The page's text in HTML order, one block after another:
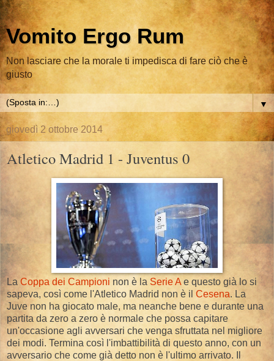
Vomito Ergo Rum
Non lasciare che la morale ti impedisca di fare ciò che è
giusto
▼
giovedì 2 ottobre 2014
Atletico Madrid 1 - Juventus 0
La Coppa dei Campioni non è la Serie A e questo già lo si
sapeva, così come l'Atletico Madrid non è il Cesena. La
Juve non ha giocato male, ma neanche bene e durante una
partita da zero a zero è normale che possa capitare
un'occasione agli avversari che venga sfruttata nel migliore
dei modi. Termina così l'imbattibilità di questo anno, con un
avversario che come già detto non è l'ultimo arrivato. Il